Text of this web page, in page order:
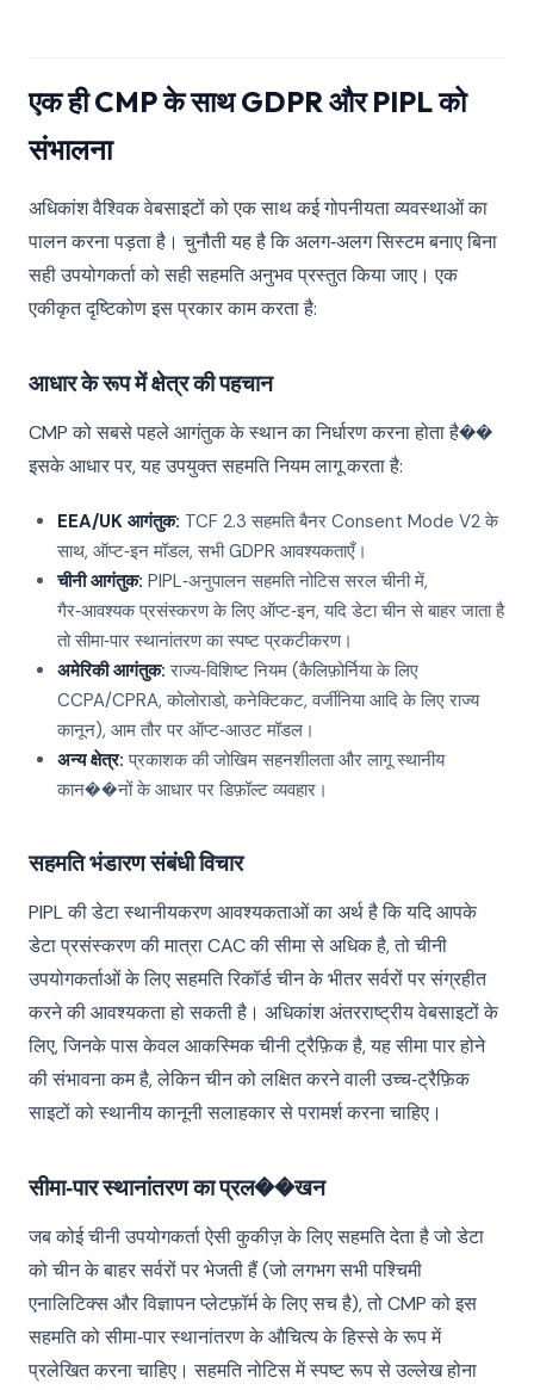
एक ही CMP के साथ GDPR और PIPL को
संभालना
अधिकांश वैश्विक वेबसाइटों को एक साथ कई गोपनीयता व्यवस्थाओं का
पालन करना पड़ता है। चुनौती यह है कि अलग‑अलग सिस्टम बनाए बिना
सही उपयोगकर्ता को सही सहमति अनुभव प्रस्तुत किया जाए। एक
एकीकृत दृष्टिकोण इस प्रकार काम करता है:
आधार के रूप में क्षेत्र की पहचान
CMP को सबसे पहले आगंतुक के स्थान का निर्धारण करना होता है��
इसके आधार पर, यह उपयुक्त सहमति नियम लागू करता है:
EEA/UK आगंतुक: TCF 2.3 सहमति बैनर Consent Mode V2 के
साथ, ऑप्ट‑इन मॉडल, सभी GDPR आवश्यकताएँ।
चीनी आगंतुक: PIPL‑अनुपालन सहमति नोटिस सरल चीनी में,
गैर‑आवश्यक प्रसंस्करण के लिए ऑप्ट‑इन, यदि डेटा चीन से बाहर जाता है
तो सीमा‑पार स्थानांतरण का स्पष्ट प्रकटीकरण।
अमेरिकी आगंतुक: राज्य‑विशिष्ट नियम (कैलिफ़ोर्निया के लिए
CCPA/CPRA, कोलोराडो, कनेक्टिकट, वर्जीनिया आदि के लिए राज्य
कानून), आम तौर पर ऑप्ट‑आउट मॉडल।
अन्य क्षेत्र: प्रकाशक की जोखिम सहनशीलता और लागू स्थानीय
कान��नों के आधार पर डिफ़ॉल्ट व्यवहार।
सहमति भंडारण संबंधी विचार
PIPL की डेटा स्थानीयकरण आवश्यकताओं का अर्थ है कि यदि आपके
डेटा प्रसंस्करण की मात्रा CAC की सीमा से अधिक है, तो चीनी
उपयोगकर्ताओं के लिए सहमति रिकॉर्ड चीन के भीतर सर्वरों पर संग्रहीत
करने की आवश्यकता हो सकती है। अधिकांश अंतरराष्ट्रीय वेबसाइटों के
लिए, जिनके पास केवल आकस्मिक चीनी ट्रैफ़िक है, यह सीमा पार होने
की संभावना कम है, लेकिन चीन को लक्षित करने वाली उच्च‑ट्रैफ़िक
साइटों को स्थानीय कानूनी सलाहकार से परामर्श करना चाहिए।
सीमा‑पार स्थानांतरण का प्रल��खन
जब कोई चीनी उपयोगकर्ता ऐसी कुकीज़ के लिए सहमति देता है जो डेटा
को चीन के बाहर सर्वरों पर भेजती हैं (जो लगभग सभी पश्चिमी
एनालिटिक्स और विज्ञापन प्लेटफ़ॉर्म के लिए सच है), तो CMP को इस
सहमति को सीमा‑पार स्थानांतरण के औचित्य के हिस्से के रूप में
प्रलेखित करना चाहिए। सहमति नोटिस में स्पष्ट रूप से उल्लेख होना